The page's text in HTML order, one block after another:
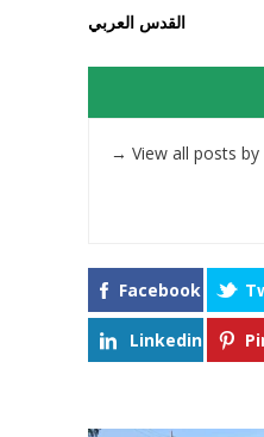
القدس العربي
View all posts
→
Facebook
Linkedin